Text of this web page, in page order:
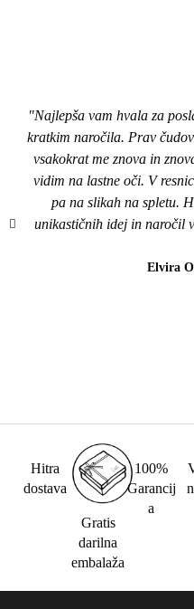
"Najlepša vam hvala za
kratkim naročila. Prav
vsakokrat me znova in
vidim na lastne oči. V
pa na slikah na spletu.
unikastičnih idej in naročil
Elvira
Hitra
dostava
Gratis
darilna
embalaža
100%
Garancij
a